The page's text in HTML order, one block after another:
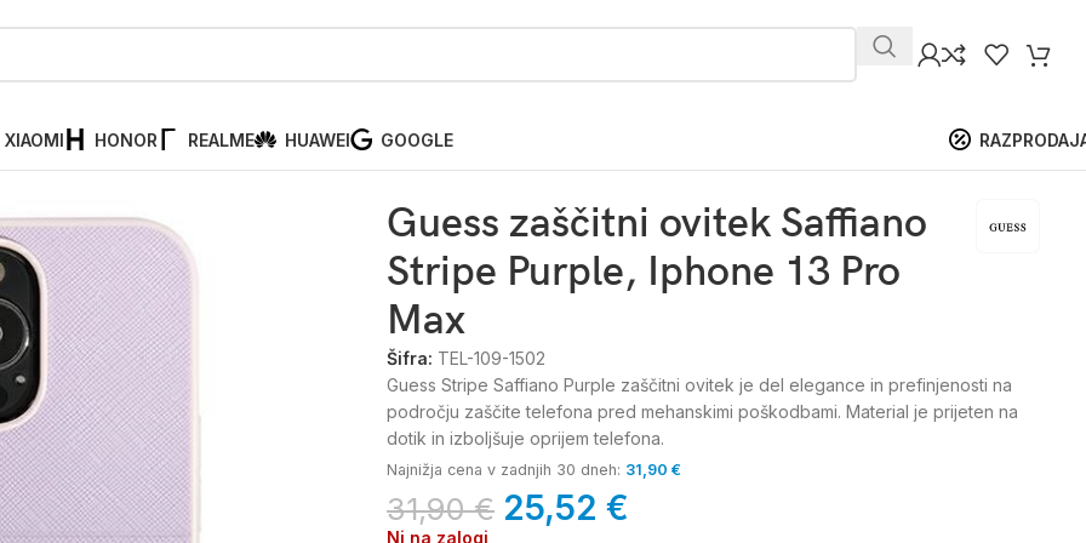
XIAOMI HONOR REALME HUAWEI GOOGLE
ovitek Saffiano Stripe Purple, Iphone 13 Pro Max
Guess zaščitni ovitek Saffiano
Stripe Purple, Iphone 13 Pro
Max
Šifra: TEL-109-1502
Guess Stripe Saffiano Purple zaščitni ovitek je del elegance in prefinjenosti na
področju zaščite telefona pred mehanskimi poškodbami. Material je prijeten na
dotik in izboljšuje oprijem telefona.
Najnižja cena v zadnjih 30 dneh: 31,90€
31,90€ 25,52€
Ni na zalogi